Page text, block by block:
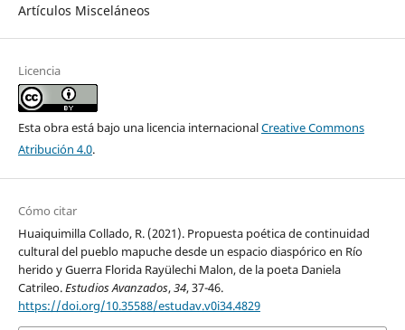
Artículos Misceláneos
Licencia
Esta obra está bajo una licencia internacionalCreative Commons
Atribución 4.0.
Cómo citar
Huaiquimilla Collado, R. (2021). Propuesta poética de continuidad
cultural del pueblo mapuche desde un espacio diaspórico en Río
herido y Guerra Florida Rayülechi Malon, de la poeta Daniela
Catrileo.Estudios Avanzados,34, 37-46.
https://doi.org/10.35588/estudav.v0i34.4829